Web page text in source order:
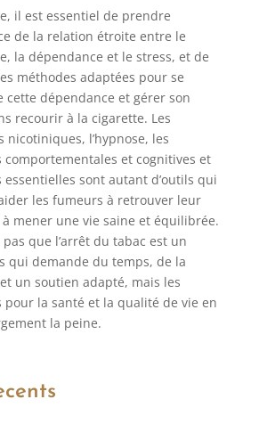
il est essentiel de prendre
de la relation étroite entre le
la dépendance et le stress, et de
méthodes adaptées pour se
cette dépendance et gérer son
recourir à la cigarette. Les
nicotiniques, l’hypnose, les
comportementales et cognitives et
essentielles sont autant d’outils qui
les fumeurs à retrouver leur
mener une vie saine et équilibrée.
pas que l’arrêt du tabac est un
qui demande du temps, de la
un soutien adapté, mais les
pour la santé et la qualité de vie en
la peine.